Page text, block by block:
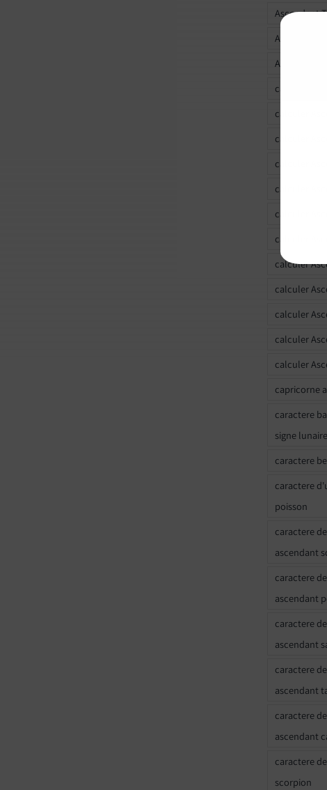
Ascendant
Ascendant
Ascendant
calculer
calculer
calculer
calculer
calculer
calculer
calculer
calculer
calculer
calculer
calculer
calculer
capricorne
caractere
signe
caractere
caractere
poisson
caractere
ascendant
caractere
ascendant
caractere
ascendant
caractere
ascendant
caractere
ascendant
caractere
scorpion